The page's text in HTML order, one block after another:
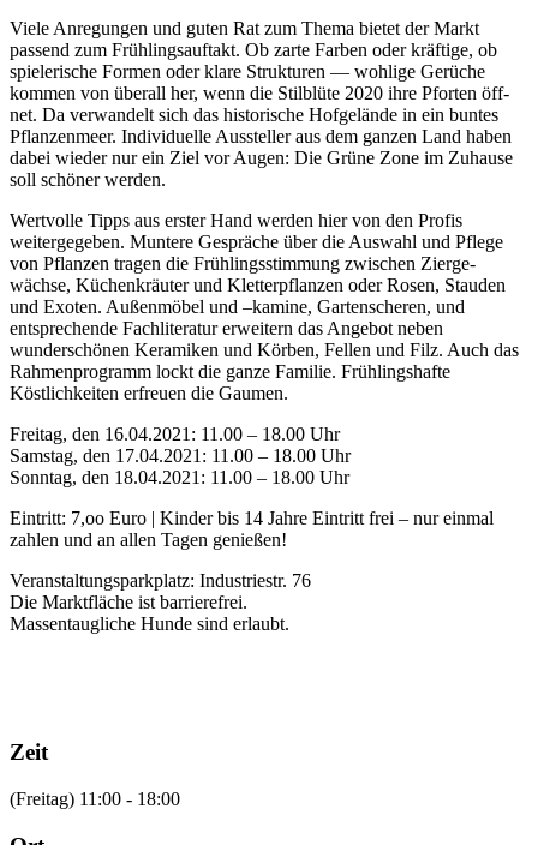
Viele Anregungen und guten Rat zum Thema bietet der Markt
passend zum Frühlingsauftakt. Ob zarte Farben oder kräftige, ob
spielerische Formen oder klare Strukturen — wohlige Gerüche
kommen von überall her, wenn die Stilblüte 2020 ihre Pforten öff­
net. Da verwandelt sich das historische Hofge­lände in ein buntes
Pflanzenmeer. Individuelle Aus­steller aus dem ganzen Land haben
dabei wieder nur ein Ziel vor Augen: Die Grüne Zone im Zuhause
soll schöner werden.
Wertvolle Tipps aus erster Hand werden hier von den Profis
weitergegeben. Muntere Gespräche über die Auswahl und Pflege
von Pflanzen tragen die Frühlingsstimmung zwischen Zierge­
wächse, Küchen­kräuter und Kletterpflanzen oder Rosen, Stau­den
und Exoten. Außenmöbel und –kamine, Garten­scheren, und
entsprechende Fachliteratur er­­weitern das Ange­bot neben
wunderschönen Kera­miken und Körben, Fellen und Filz. Auch das
Rahmen­programm lockt die ganze Familie. Frühlingshafte
Köstlichkeiten erfreuen die Gaumen.
Freitag, den 16.04.2021: 11.00 – 18.00 Uhr
Samstag, den 17.04.2021: 11.00 – 18.00 Uhr
Sonntag, den 18.04.2021: 11.00 – 18.00 Uhr
Eintritt: 7,oo Euro | Kinder bis 14 Jahre Eintritt frei – nur einmal
zahlen und an allen Tagen genießen!
Veranstaltungsparkplatz: Industriestr. 76
Die Marktfläche ist barrierefrei.
Massentaugliche Hunde sind erlaubt.
Zeit
(Freitag) 11:00 - 18:00